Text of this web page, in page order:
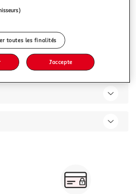
le prix
toutes les finalités
J'accepte